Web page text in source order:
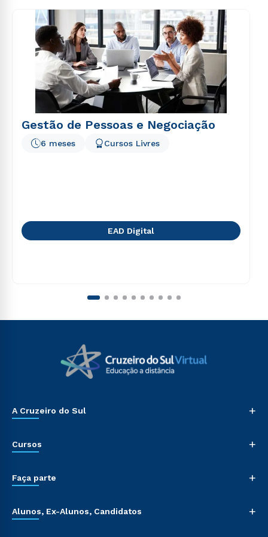
consequuntur magni dolores eos qui ratione
voluptatem sequi nesciunt.
Gestão de Pessoas e Negociação
6 meses Cursos Livres
EAD Digital
A Cruzeiro do Sul +
Cursos +
Faça parte +
Alunos, Ex-Alunos, Candidatos +